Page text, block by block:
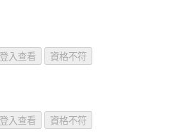
登入查看 資格不符
登入查看 資格不符